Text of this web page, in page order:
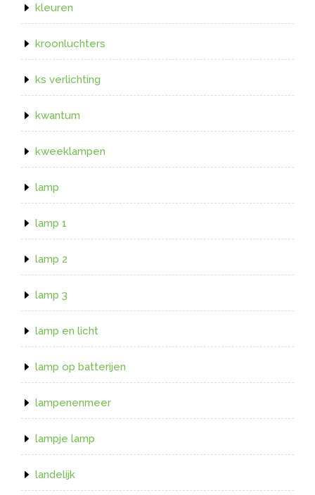
kleuren
kroonluchters
ks verlichting
kwantum
kweeklampen
lamp
lamp 1
lamp 2
lamp 3
lamp en licht
lamp op batterijen
lampenenmeer
lampje lamp
landelijk